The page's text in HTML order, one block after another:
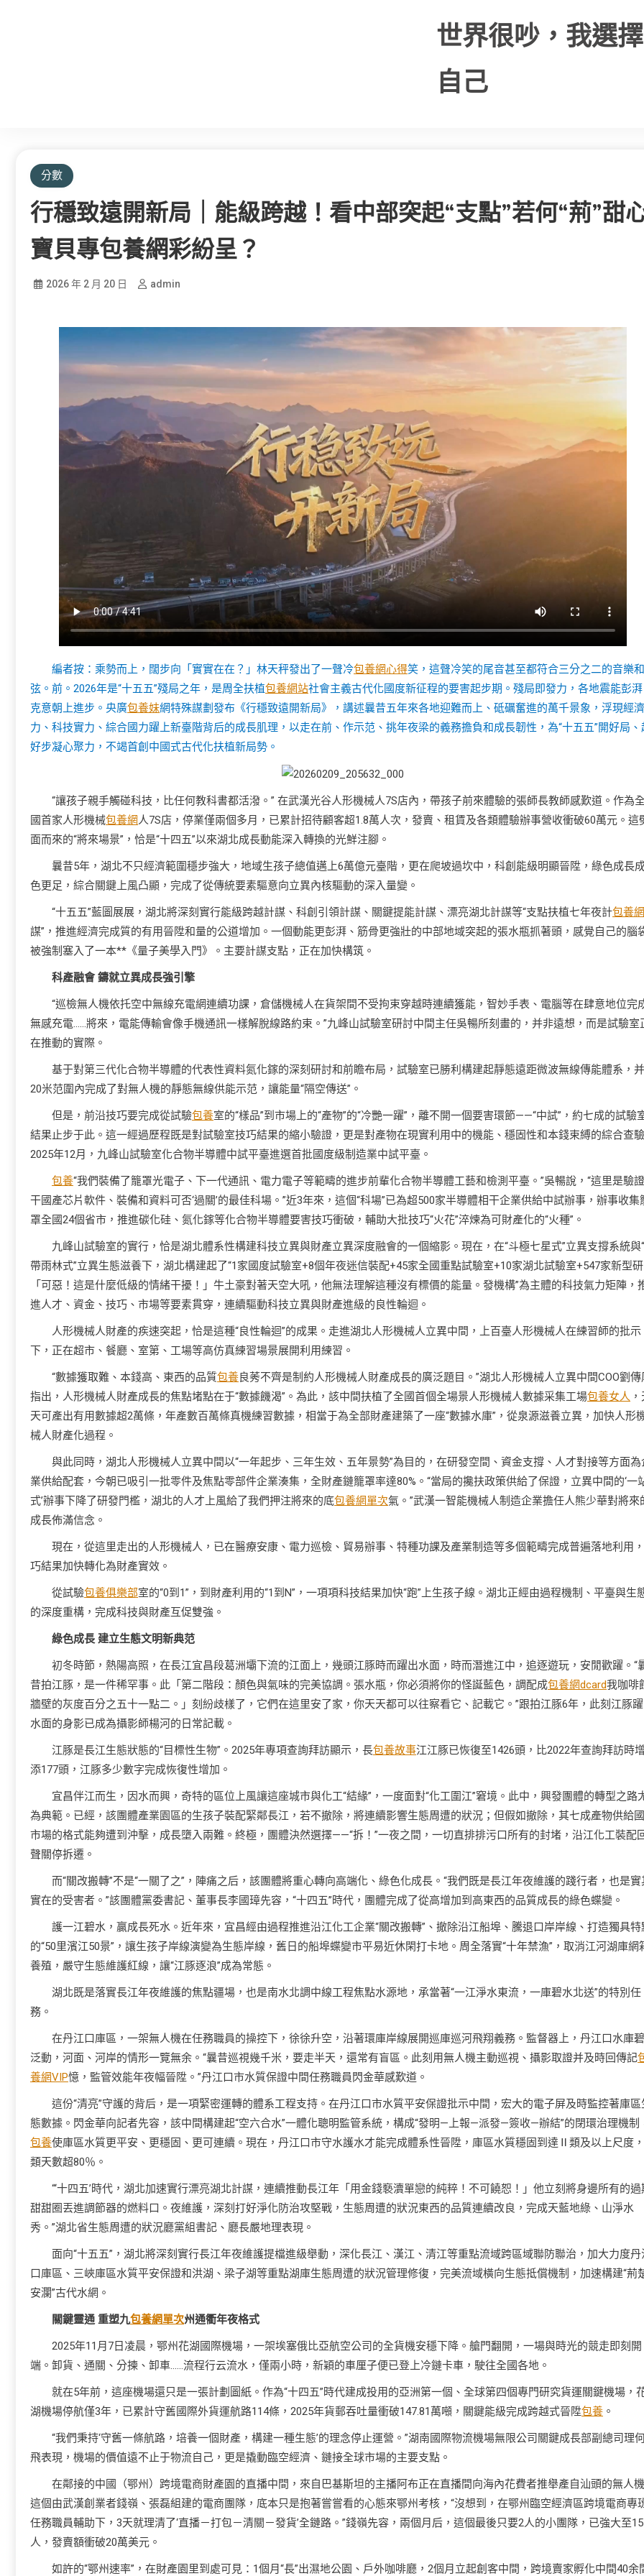
世界很吵，我選
自己
分數
行穩致遠開新局｜能級跨越！看中部突起“支點”若何“荊”甜
寶貝專包養網彩紛呈？
2026 年 2 月 20 日 admin
編者按：乘勢而上，闊步向「實實在在？」林天秤發出了一聲冷包養網心得笑，這聲冷笑的尾音甚至都符合三分之二的音樂和
弦。前。2026年是“十五五”殘局之年，是周全扶植包養網站社會主義古代化國度新征程的要害起步期。殘局即發力，各地震能彭湃
克意朝上進步。央廣包養妹網特殊謀劃發布《行穩致遠開新局》，講述曩昔五年來各地迎難而上、砥礪奮進的萬千景象，浮現經
力、科技實力、綜合國力躍上新臺階背后的成長肌理，以走在前、作示范、挑年夜梁的義務擔負和成長韌性，為“十五五”開好局、
好步凝心聚力，不竭首創中國式古代化扶植新局勢。
“讓孩子親手觸碰科技，比任何教科書都活潑。” 在武漢光谷人形機械人7S店內，帶孩子前來體驗的張師長教師感歎道。作為
國首家人形機械包養網人7S店，停業僅兩個多月，已累計招待顧客超1.8萬人次，發賣、租賃及各類體驗辦事營收衝破60萬元。這
面而來的“將來場景”，恰是“十四五”以來湖北成長動能深入轉換的光鮮注腳。
曩昔5年，湖北不只經濟範圍穩步強大，地域生孩子總值邁上6萬億元臺階，更在爬坡過坎中，科創能級明顯晉陞，綠色成長
色更足，綜合關鍵上風凸顯，完成了從傳統要素驅意向立異內核驅動的深入量變。
“十五五”藍圖展展，湖北將深刻實行能級跨越計謀、科創引領計謀、關鍵提能計謀、漂亮湖北計謀等“支點扶植七年夜計包養網
謀”，推進經濟完成質的有用晉陞和量的公道增加。一個動能更彭湃、筋骨更強壯的中部地域突起的張水瓶抓著頭，感覺自己的腦
被強制塞入了一本**《量子美學入門》。主要計謀支點，正在加快構筑。
科產融會 鑄就立異成長強引擎
“巡檢無人機依托空中無線充電網連續功課，倉儲機械人在貨架間不受拘束穿越時連續獲能，智妙手表、電腦等在肆意地位完
無感充電……將來，電能傳輸會像手機通訊一樣解脫線路約束。”九峰山試驗室研討中間主任吳暢所刻畫的，并非遠想，而是試驗室
在推動的實際。
基于對第三代化合物半導體的代表性資料氮化鎵的深刻研討和前瞻布局，試驗室已勝利構建起靜態遠距微波無線傳能體系，
20米范圍內完成了對無人機的靜態無線供能示范，讓能量“隔空傳送”。
但是，前沿技巧要完成從試驗包養室的“樣品”到市場上的“產物”的“冷艷一躍”，離不開一個要害環節——“中試”，約七成的試驗
結果止步于此。這一經過歷程既是對試驗室技巧結果的縮小驗證，更是對產物在現實利用中的機能、穩固性和本錢束縛的綜合查驗
2025年12月，九峰山試驗室化合物半導體中試平臺進選首批國度級制造業中試平臺。
包養“我們裝備了籠罩光電子、下一代通訊、電力電子等範疇的進步前輩化合物半導體工藝和檢測平臺。”吳暢說，“這里是驗
干國產芯片軟件、裝備和資料可否‘過關’的最佳科場。”近3年來，這個“科場”已為超500家半導體相干企業供給中試辦事，辦事收集
罩全國24個省市，推進碳化硅、氮化鎵等化合物半導體要害技巧衝破，輔助大批技巧“火花”淬煉為可財產化的“火種”。
九峰山試驗室的實行，恰是湖北體系性構建科技立異與財產立異深度融會的一個縮影。現在，在“斗極七星式”立異支撐系統與
帶雨林式”立異生態滋養下，湖北構建起了“1家國度試驗室+8個年夜迷信裝配+45家全國重點試驗室+10家湖北試驗室+547家新型研
「可惡！這是什麼低級的情緒干擾！」牛土豪對著天空大吼，他無法理解這種沒有標價的能量。發機構”為主體的科技氣力矩陣，
進人才、資金、技巧、市場等要素貫穿，連續驅動科技立異與財產進級的良性輪迴。
人形機械人財產的疾速突起，恰是這種“良性輪迴”的成果。走進湖北人形機械人立異中間，上百臺人形機械人在練習師的批示
下，正在超市、餐廳、室第、工場等高仿真練習場景展開利用練習。
“數據獲取難、本錢高、東西的品質包養良莠不齊是制約人形機械人財產成長的廣泛題目。”湖北人形機械人立異中間COO劉傳
指出，人形機械人財產成長的焦點堵點在于“數據饑渴”。為此，該中間扶植了全國首個全場景人形機械人數據采集工場包養女人
天可產出有用數據超2萬條，年產數百萬條真機練習數據，相當于為全部財產建築了一座“數據水庫”，從泉源滋養立異，加快人形
械人財產化過程。
與此同時，湖北人形機械人立異中間以“一年起步、三年生效、五年景勢”為目的，在研發空間、資金支撐、人才對接等方面為
業供給配套，今朝已吸引一批零件及焦點零部件企業湊集，全財產鏈籠罩率達80%。“當局的攙扶政策供給了保證，立異中間的‘一
式’辦事下降了研發門檻，湖北的人才上風給了我們押注將來的底包養網單次氣。”武漢一智能機械人制造企業擔任人熊少華對將來
成長佈滿信念。
現在，從這里走出的人形機械人，已在醫療安康、電力巡檢、貿易辦事、特種功課及產業制造等多個範疇完成普遍落地利用
巧結果加快轉化為財產實效。
從試驗包養俱樂部室的“0到1”，到財產利用的“1到N”，一項項科技結果加快“跑”上生孩子線。湖北正經由過程機制、平臺與生
的深度重構，完成科技與財產互促雙強。
綠色成長 建立生態文明新典范
初冬時節，熱陽高照，在長江宜昌段葛洲壩下流的江面上，幾頭江豚時而躍出水面，時而潛進江中，追逐遊玩，安閒歡躍。“
昔拍江豚，是一件稀罕事。此「第二階段：顏色與氣味的完美協調。張水瓶，你必須將你的怪誕藍色，調配成包養網dcard我咖啡
牆壁的灰度百分之五十一點二。」刻紛歧樣了，它們在這里安了家，你天天都可以往察看它、記載它。”跟拍江豚6年，此刻江豚
水面的身影已成為攝影師楊河的日常記載。
江豚是長江生態狀態的“目標性生物”。2025年專項查詢拜訪顯示，長包養故事江江豚已恢復至1426頭，比2022年查詢拜訪時增
添177頭，江豚多少數字完成恢復性增加。
宜昌伴江而生，因水而興，奇特的區位上風讓這座城市與化工“結緣”，一度面對“化工圍江”窘境。此中，興發團體的轉型之路
為典範。已經，該團體產業園區的生孩子裝配緊鄰長江，若不撤除，將連續影響生態周遭的狀況；但假如撤除，其七成產物供給
市場的格式能夠遭到沖擊，成長墮入兩難。終極，團體決然選擇——“拆！”一夜之間，一切直排排污口所有的封堵，沿江化工裝配
聲關停拆遷。
而“關改搬轉”不是“一關了之”，陣痛之后，該團體將重心轉向高端化、綠色化成長。“我們既是長江年夜維護的踐行者，也是實
實在的受害者。”該團體黨委書記、董事長李國璋先容，“十四五”時代，團體完成了從高增加到高東西的品質成長的綠色蝶變。
護一江碧水，贏成長死水。近年來，宜昌經由過程推進沿江化工企業“關改搬轉”、撤除沿江船埠、騰退口岸岸線、打造獨具特
的“50里濱江50景”，讓生孩子岸線演變為生態岸線，舊日的船埠蝶變市平易近休閑打卡地。周全落實“十年禁漁”，取消江河湖庫網
養殖，嚴守生態維護紅線，讓“江豚逐浪”成為常態。
湖北既是落實長江年夜維護的焦點疆場，也是南水北調中線工程焦點水源地，承當著“一江淨水東流，一庫碧水北送”的特別任
務。
在丹江口庫區，一架無人機在任務職員的操控下，徐徐升空，沿著環庫岸線展開巡庫巡河飛翔義務。監督器上，丹江口水庫
泛動，河面、河岸的情形一覽無余。“曩昔巡視幾千米，要走半天，還常有盲區。此刻用無人機主動巡視、攝影取證并及時回傳記
養網VIP憶，監管效能年夜幅晉陞。”丹江口市水質保證中間任務職員閃金華感歎道。
這份“清亮”守護的背后，是一項緊密運轉的體系工程支持。在丹江口市水質平安保證批示中間，宏大的電子屏及時監控著庫區
態數據。閃金華向記者先容，該中間構建起“空六合水”一體化聰明監管系統，構成“發明—上報—派發—簽收—辦結”的閉環治理機制
包養使庫區水質更平安、更穩固、更可連續。現在，丹江口市守水護水才能完成體系性晉陞，庫區水質穩固到達Ⅱ類及以上尺度
類天數超80％。
“‘十四五’時代，湖北加速實行漂亮湖北計謀，連續推動長江年「用金錢褻瀆單戀的純粹！不可饒恕！」他立刻將身邊所有的過
甜甜圈丟進調節器的燃料口。夜維護，深刻打好淨化防治攻堅戰，生態周遭的狀況東西的品質連續改良，完成天藍地綠、山淨水
秀。”湖北省生態周遭的狀況廳黨組書記、廳長嚴地理表現。
面向“十五五”，湖北將深刻實行長江年夜維護提檔進級舉動，深化長江、漢江、清江等重點流域跨區域聯防聯治，加大力度丹
口庫區、三峽庫區水質平安保證和洪湖、梁子湖等重點湖庫生態周遭的狀況管理修復，完美流域橫向生態抵償機制，加速構建“荊
安瀾”古代水網。
關鍵靈通 重塑九包養網單次州通衢年夜格式
2025年11月7日凌晨，鄂州花湖國際機場，一架埃塞俄比亞航空公司的全貨機安穩下降。艙門翻開，一場與時光的競走即刻開
端。卸貨、通關、分揀、卸車……流程行云流水，僅兩小時，新穎的車厘子便已登上冷鏈卡車，駛往全國各地。
就在5年前，這座機場還只是一張計劃圖紙。作為“十四五”時代建成投用的亞洲第一個、全球第四個專門研究貨運關鍵機場，
湖機場停航僅3年，已累計守舊國際外貨運航路114條，2025年貨郵吞吐量衝破147.81萬噸，關鍵能級完成跨越式晉陞包養 。
“我們秉持‘守舊一條航路，培養一個財產，構建一種生態’的理念停止運營。”湖南國際物流機場無限公司關鍵成長部副總司理
飛表現，機場的價值遠不止于物流自己，更是撬動臨空經濟、鏈接全球市場的主要支點。
在鄰接的中國（鄂州）跨境電商財產園的直播中間，來自巴基斯坦的主播阿布正在直播間向海內花費者推舉產自汕頭的無人機
這個由武漢創業者錢嶺、張磊組建的電商團隊，底本只是抱著嘗嘗看的心態來鄂州考核，“沒想到，在鄂州臨空經濟區跨境電商專
任務職員輔助下，3天就理清了‘直播－打包－清關－發貨’全鏈路。”錢嶺先容，兩個月后，這個最後只要2人的小團隊，已強大至15
人，發賣額衝破20萬美元。
如許的“鄂州速率”，在財產園里到處可見：1個月“長”出濕地公園、戶外咖啡廳，2個月立起創客中間，跨境賣家孵化中間40余